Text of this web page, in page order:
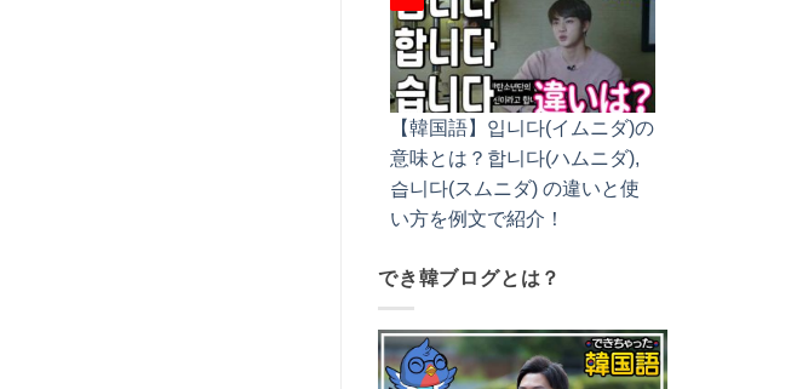
【韓国語】입니다(イムニダ)の
意味とは？합니다(ハムニダ),
습니다(スムニダ) の違いと使
い方を例文で紹介！
でき韓ブログとは？